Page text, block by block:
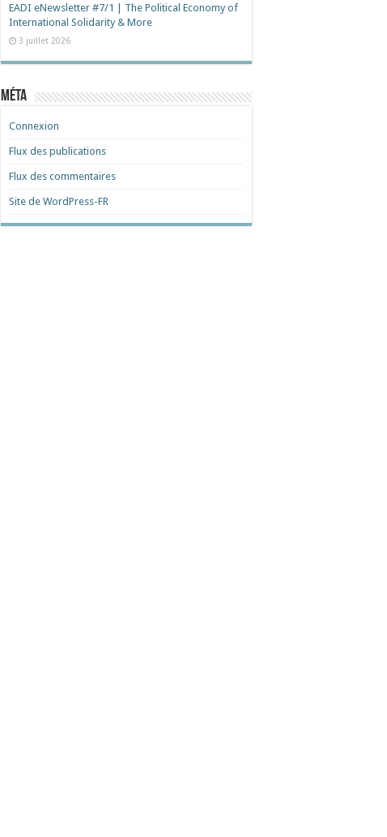
EADI eNewsletter #7/1 | The Political Economy of
International Solidarity & More
3 juillet 2026
Méta
Connexion
Flux des publications
Flux des commentaires
Site de WordPress-FR